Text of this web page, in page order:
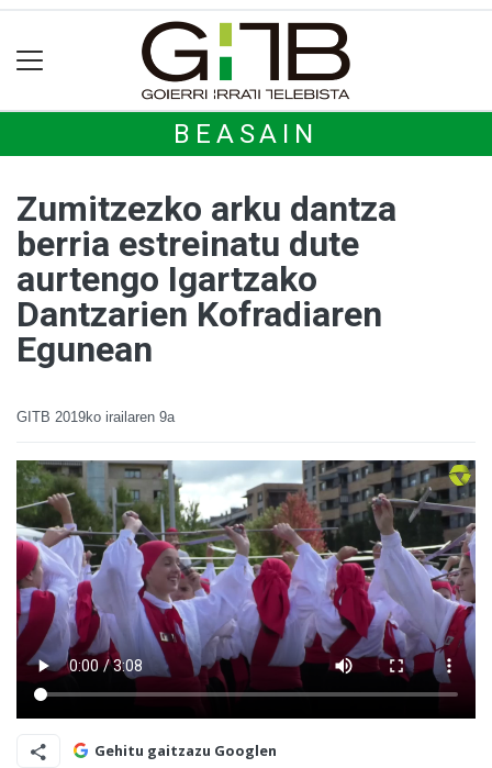
BEASAIN
Zumitzezko arku dantza
berria estreinatu dute
aurtengo Igartzako
Dantzarien Kofradiaren
Egunean
GITB 2019ko irailaren 9a
Gehitu gaitzazu Googlen